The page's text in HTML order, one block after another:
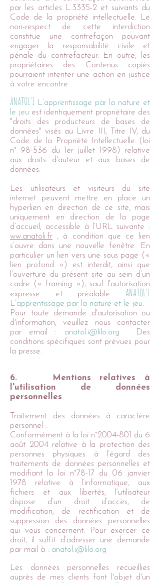
par les articles L.3335-2 et suivants du
Code de la propriété intellectuelle. Le
non-respect de cette interdiction
constitue une contrefaçon pouvant
engager la responsabilité civile et
pénale du contrefacteur. En outre, les
propriétaires des Contenus copiés
pourraient intenter une action en justice
à votre encontre.
ANATOL’I L’apprentissage par la nature et
le jeu est identiquement propriétaire des
"droits des producteurs de bases de
données" visés au Livre III, Titre IV, du
Code de la Propriété Intellectuelle (loi
n° 98-536 du 1er juillet 1998) relative
aux droits d'auteur et aux bases de
données.
Les utilisateurs et visiteurs du site
internet peuvent mettre en place un
hyperlien en direction de ce site, mais
uniquement en direction de la page
d’accueil, accessible à l’URL suivante :
ww.anatoli.fr , à condition que ce lien
s’ouvre dans une nouvelle fenêtre. En
particulier un lien vers une sous page («
lien profond ») est interdit, ainsi que
l’ouverture du présent site au sein d’un
cadre (« framing »), sauf l'autorisation
expresse et préalable ANATOL’I
L’apprentissage par la nature et le jeu.
Pour toute demande d'autorisation ou
d'information, veuillez nous contacter
par email : anatol.i@lilo.org. Des
conditions spécifiques sont prévues pour
la presse.
6. Mentions relatives à
l'utilisation de données
personnelles
Traitement des données à caractère
personnel :
Conformément à la loi n°2004-801
du 6
août 2004 relative à la protection des
personnes physiques à l’égard des
traitements de données personnelles et
modifiant la loi n°78-17 du 06 janvier
1978 relative à l’informatique, aux
fichiers et aux libertés, l’utilisateur
dispose d’un droit d’accès, de
modification, de rectification et de
suppression des données personnelles
qui vous concernent. Pour exercer ce
droit, il suffit d’adresser une demande
par mail à : anatol.i@lilo.org
Les données personnelles recueillies
auprès de mes clients font l'objet d'un